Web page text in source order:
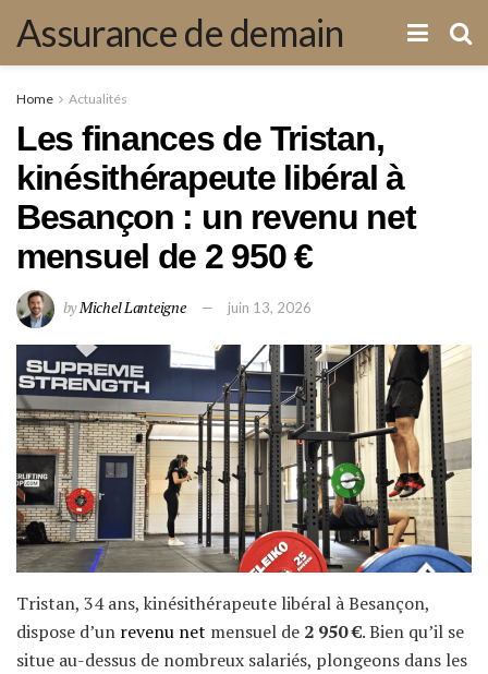
Assurance de demain
Home Actualités
Les finances de Tristan,
kinésithérapeute libéral à
Besançon : un revenu net
mensuel de 2 950 €
byMichel Lanteigne juin 13, 2026
Tristan, 34 ans, kinésithérapeute libéral à Besançon,
dispose d’un revenu net mensuel de 2 950 €. Bien qu’il se
situe au-dessus de nombreux salariés, plongeons dans les